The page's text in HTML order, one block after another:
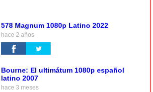
578 Magnum 1080p Latino 2022
hace 2 años
Bourne: El ultimátum 1080p español
latino 2007
hace 3 meses